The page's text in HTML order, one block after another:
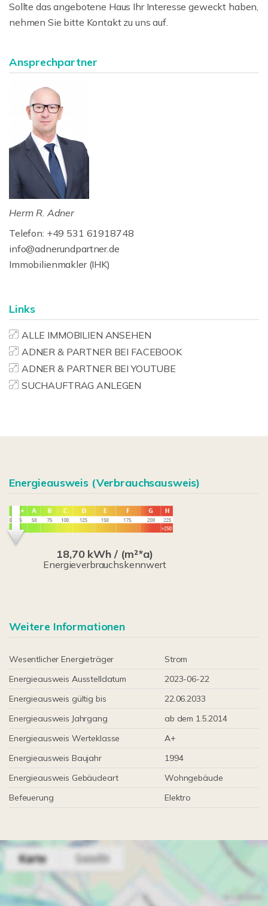
Sollte das angebotene Haus Ihr Interesse geweckt haben,
nehmen Sie bitte Kontakt zu uns auf.
Ansprechpartner
Herrn R. Adner
Telefon: +49 531 61918748
info@adnerundpartner.de
Immobilienmakler (IHK)
Links
ALLE IMMOBILIEN ANSEHEN
ADNER & PARTNER BEI FACEBOOK
ADNER & PARTNER BEI YOUTUBE
SUCHAUFTRAG ANLEGEN
Energieausweis (Verbrauchsausweis)
18,70 kWh / (m²*a)
Energieverbrauchskennwert
Weitere Informationen
Wesentlicher Energieträger
Strom
Energieausweis Ausstelldatum
2023-06-22
Energieausweis gültig bis
22.06.2033
Energieausweis Jahrgang
ab dem 1.5.2014
Energieausweis Werteklasse
A+
Energieausweis Baujahr
1994
Energieausweis Gebäudeart
Wohngebäude
Befeuerung
Elektro